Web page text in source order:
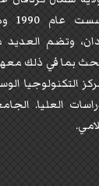
وتضم
بما في ذلك
التكنولوجيا
العليا.